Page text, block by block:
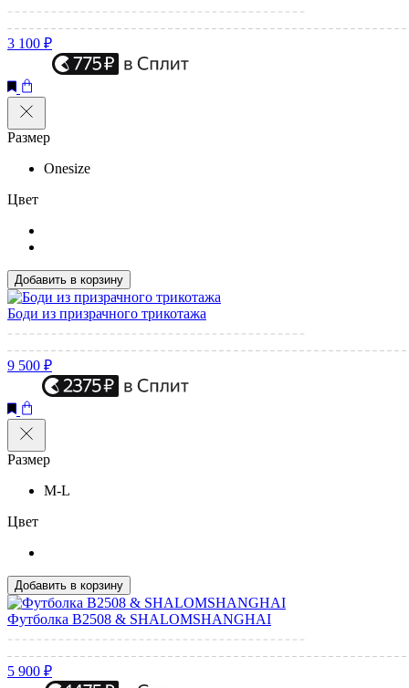
3 100 ₽
Размер
Onesize
Цвет
Добавить в корзину
Боди из призрачного трикотажа
9 500 ₽
Размер
M-L
Цвет
Добавить в корзину
Футболка B2508 & SHALOMSHANGHAI
5 900 ₽